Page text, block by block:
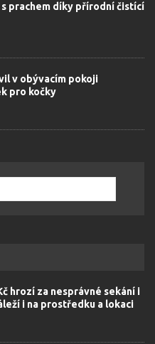
prachem díky přírodní čistící
v obývacím pokoji
pro kočky
hrozí za nesprávné sekání i
i na prostředku a lokaci